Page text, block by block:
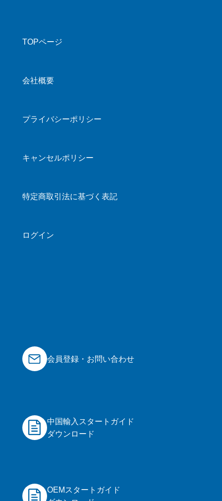
TOPページ
会社概要
プライバシーポリシー
キャンセルポリシー
特定商取引法に基づく表記
ログイン
会員登録・お問い合わせ
中国輸入スタートガイド
ダウンロード
OEMスタートガイド